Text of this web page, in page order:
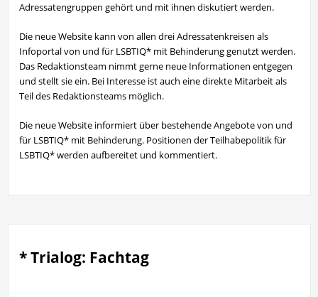
Adressatengruppen gehört und mit ihnen diskutiert werden.
Die neue Website kann von allen drei Adressatenkreisen als
Infoportal von und für LSBTIQ* mit Behinderung genutzt werden.
Das Redaktionsteam nimmt gerne neue Informationen entgegen
und stellt sie ein. Bei Interesse ist auch eine direkte Mitarbeit als
Teil des Redaktionsteams möglich.
Die neue Website informiert über bestehende Angebote von und
für LSBTIQ* mit Behinderung. Positionen der Teilhabepolitik für
LSBTIQ* werden aufbereitet und kommentiert.
* Trialog: Fachtag